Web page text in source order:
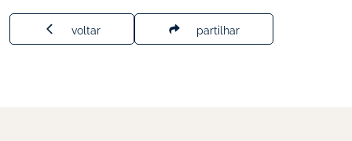
voltar partilhar